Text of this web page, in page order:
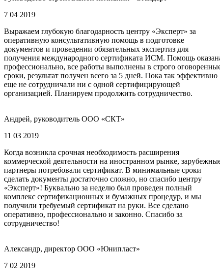
7 04 2019
Выражаем глубокую благодарность центру «Эксперт» за
оперативную консультативную помощь в подготовке
документов и проведении обязательных экспертиз для
получения международного сертификата ИСМ. Помощь
профессионально, все работы выполнены в строго
сроки, результат получен всего за 5 дней. Пока так эффективно
еще не сотрудничали ни с одной сертифицирующей
организацией. Планируем продолжить сотрудничество.
Андрей, руководитель ООО «СКТ»
11 03 2019
Когда возникла срочная необходимость расширения
коммерческой деятельности на иностранном рынке,
партнеры потребовали сертификат. В минимальные сроки
сделать документы достаточно сложно, но спасибо центру
«Эксперт»! Буквально за неделю был проведен полный
комплекс сертификационных и бумажных процедур, и мы
получили требуемый сертификат на руки. Все сделано
оперативно, профессионально и законно. Спасибо за
сотрудничество!
Александр, директор ООО «Юнипласт»
7 02 2019